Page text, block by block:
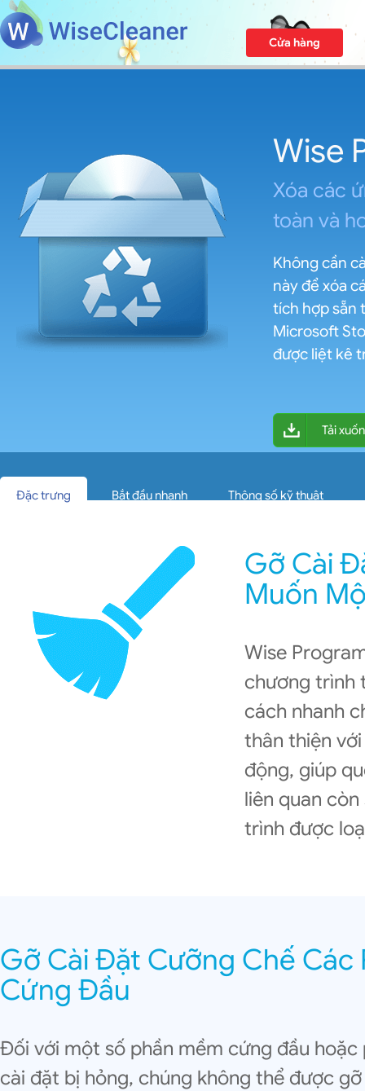
Cửa hàng
Wise
Xóa các
toàn và
Không cần
này để xóa
tích hợp sẵn
Microsoft
được liệt kê
Tải
Đặc trưng Bắt đầu nhanh Thông số kỹ thuật
Gỡ Cài
Muốn
Wise
chương trình
cách nhanh
thân thiện
động, giúp
liên quan
trình được
Gỡ Cài Đặt Cưỡng Chế Các
Cứng Đầu
Đối với một số phần mềm cứng đầu
cài đặt bị hỏng, chúng không thể được